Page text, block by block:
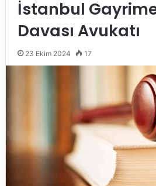
İstanbul
Davası Avukatı
23 Ekim 2024 17